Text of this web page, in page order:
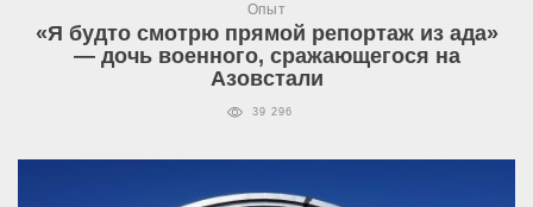
Опыт
«Я будто смотрю прямой репортаж из ада»
— дочь военного, сражающегося на
Азовстали
39 296